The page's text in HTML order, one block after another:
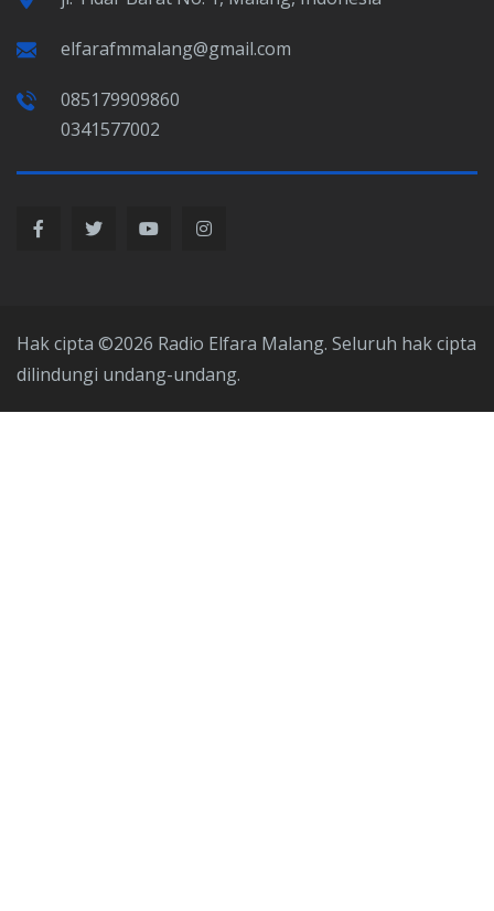
elfarafmmalang@gmail.com
085179909860
0341577002
Hak cipta ©2026 Radio Elfara Malang. Seluruh hak cipta
dilindungi undang-undang.